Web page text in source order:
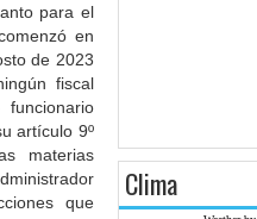
para el
en
de 2023
fiscal
artículo 9º
materias
que
Clima